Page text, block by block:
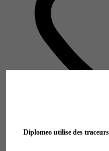
Voir l’établissement
Diplomeo utilise des